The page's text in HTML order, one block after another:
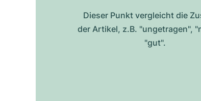
Dieser Punkt vergleicht die
der Artikel, z.B. "ungetragen",
"gut".